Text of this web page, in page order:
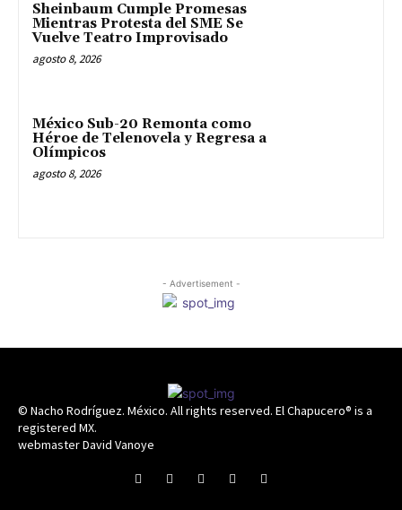
Sheinbaum Cumple Promesas
Mientras Protesta del SME Se
Vuelve Teatro Improvisado
agosto 8, 2026
México Sub-20 Remonta como
Héroe de Telenovela y Regresa a
Olímpicos
agosto 8, 2026
- Advertisement -
© Nacho Rodríguez. México. All rights reserved. El Chapucero® is a
registered MX.
webmaster David Vanoye